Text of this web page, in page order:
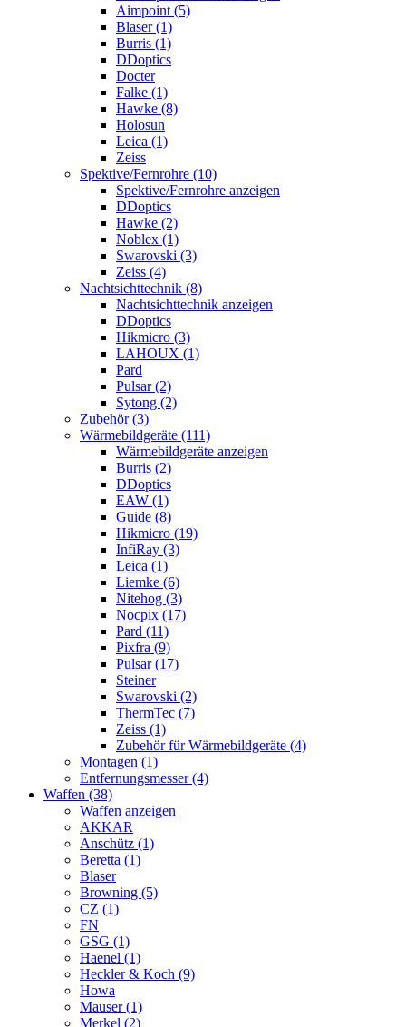
Aimpoint (5)
Blaser (1)
Burris (1)
DDoptics
Docter
Falke (1)
Hawke (8)
Holosun
Leica (1)
Zeiss
Spektive/Fernrohre (10)
Spektive/Fernrohre anzeigen
DDoptics
Hawke (2)
Noblex (1)
Swarovski (3)
Zeiss (4)
Nachtsichttechnik (8)
Nachtsichttechnik anzeigen
DDoptics
Hikmicro (3)
LAHOUX (1)
Pard
Pulsar (2)
Sytong (2)
Zubehör (3)
Wärmebildgeräte (111)
Wärmebildgeräte anzeigen
Burris (2)
DDoptics
EAW (1)
Guide (8)
Hikmicro (19)
InfiRay (3)
Leica (1)
Liemke (6)
Nitehog (3)
Nocpix (17)
Pard (11)
Pixfra (9)
Pulsar (17)
Steiner
Swarovski (2)
ThermTec (7)
Zeiss (1)
Zubehör für Wärmebildgeräte (4)
Montagen (1)
Entfernungsmesser (4)
Waffen (38)
Waffen anzeigen
AKKAR
Anschütz (1)
Beretta (1)
Blaser
Browning (5)
CZ (1)
FN
GSG (1)
Haenel (1)
Heckler & Koch (9)
Howa
Mauser (1)
Merkel (2)